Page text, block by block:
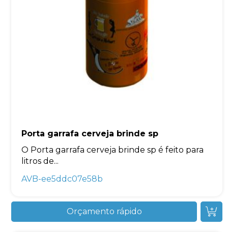
Porta garrafa cerveja brinde sp
O Porta garrafa cerveja brinde sp é feito para
litros de...
AVB-ee5ddc07e58b
Orçamento rápido